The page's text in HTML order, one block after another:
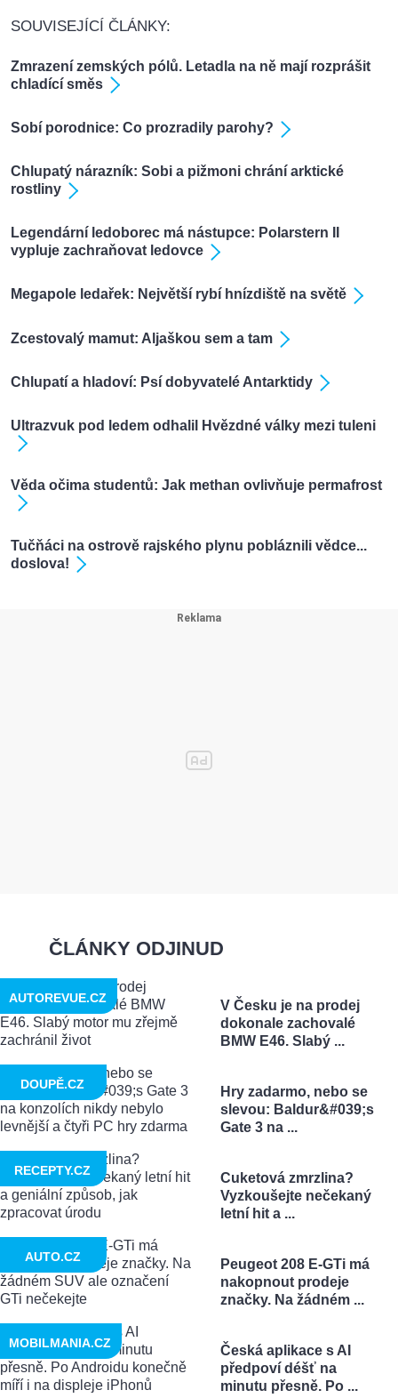
SOUVISEJÍCÍ ČLÁNKY:
Zmrazení zemských pólů. Letadla na ně mají rozprášit
chladící směs
Sobí porodnice: Co prozradily parohy?
Chlupatý nárazník: Sobi a pižmoni chrání arktické
rostliny
Legendární ledoborec má nástupce: Polarstern II
vypluje zachraňovat ledovce
Megapole ledařek: Největší rybí hnízdiště na světě
Zcestovalý mamut: Aljaškou sem a tam
Chlupatí a hladoví: Psí dobyvatelé Antarktidy
Ultrazvuk pod ledem odhalil Hvězdné války mezi tuleni
Věda očima studentů: Jak methan ovlivňuje permafrost
Tučňáci na ostrově rajského plynu pobláznili vědce...
doslova!
ČLÁNKY ODJINUD
V Česku je na prodej
dokonale zachovalé
BMW E46. Slabý ...
AUTOREVUE.CZ
Hry zadarmo, nebo se
slevou: Baldur&#039;s
Gate 3 na ...
DOUPĚ.CZ
Cuketová zmrzlina?
Vyzkoušejte nečekaný
letní hit a ...
RECEPTY.CZ
Peugeot 208 E-GTi má
nakopnout prodeje
značky. Na žádném ...
AUTO.CZ
Česká aplikace s AI
předpoví déšť na
minutu přesně. Po ...
MOBILMANIA.CZ